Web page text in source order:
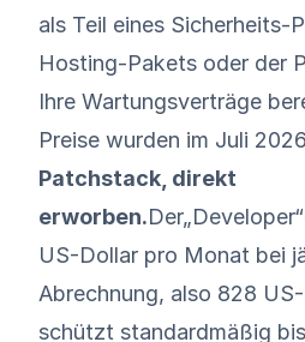
als Teil eines Sicherheits-
Hosting-Pakets oder der
Ihre Wartungsverträge
Preise wurden im Juli
Patchstack, direkt
erworben.Der
US-Dollar pro Monat bei
Abrechnung, also 828
schützt standardmäßig